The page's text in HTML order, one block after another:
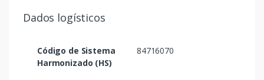
Dados logísticos
Código de Sistema
Harmonizado (HS)
84716070